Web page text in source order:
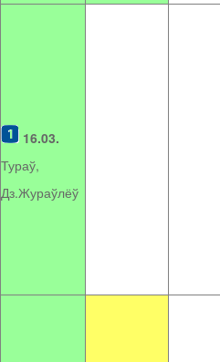
16.03.
Тураў,
Дз.Жураўлёў